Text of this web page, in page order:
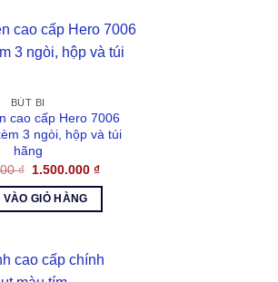
BÚT BI
cao cấp Hero 7006
3 ngòi, hộp và túi
hãng
₫ Giá
là:
1.750.000 ₫.
1.500.000₫Giá
VÀO GIỎ HÀNG